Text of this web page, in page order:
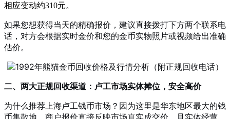
相应变动约310元。
如果您想获得当天的精确报价，建议直接拨打下方两个联系电
话，对方会根据实时金价和您的金币实物照片或视频给出准确
估价。
二、两大正规回收渠道：卢工市场实体摊位，安全高价
为什么推荐上海卢工钱币市场？因为这里是华东地区最大的钱
币集散地，商户报价直接反映市场真实成交价，且实体经营、